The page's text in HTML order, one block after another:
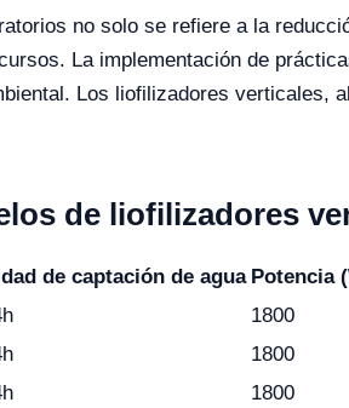
no solo se refiere a la
La implementación de
Los liofilizadores verticales,
de liofilizadores
de captación de agua Potencia
1800
1800
1800